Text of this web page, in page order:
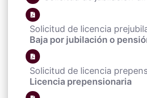
Solicitud de licencia
Baja por jubilación o
Solicitud de licencia
Licencia prepensionaria